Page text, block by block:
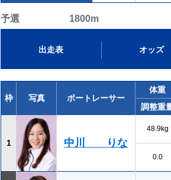
予選 1800m
出走表 オッズ
枠 写真 ボートレーサー
体重
調整重
1 中川 りな
48.9kg
0.0